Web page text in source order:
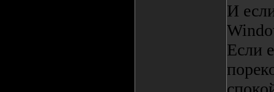
И
Если